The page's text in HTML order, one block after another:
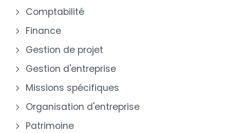
Comptabilité
Finance
Gestion de projet
Gestion d'entreprise
Missions spécifiques
Organisation d'entreprise
Patrimoine